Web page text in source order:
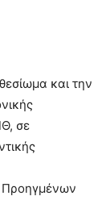
και την
σε
Προηγμένων